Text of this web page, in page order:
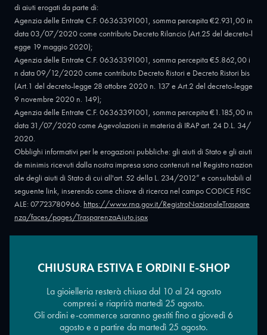
di aiuti erogati da parte di:
Agenzia delle Entrate C.F. 06363391001, somma percepita €2.931,00 in
data 03/07/2020 come contributo Decreto Rilancio (Art.25 del decreto-l
egge 19 maggio 2020);
Agenzia delle Entrate C.F. 06363391001, somma percepita €5.862,00 i
n data 09/12/2020 come contributo Decreto Ristori e Decreto Ristori bis
(Art.1 del decreto-legge 28 ottobre 2020 n. 137 e Art.2 del decreto-legge
9 novembre 2020 n. 149);
Agenzia delle Entrate C.F. 06363391001, somma percepita €1.185,00 in
data 31/07/2020 come Agevolazioni in materia di IRAP art. 24 D.L. 34/
2020.
Obblighi informativi per le erogazioni pubbliche: gli aiuti di Stato e gli aiuti
de minimis ricevuti dalla nostra impresa sono contenuti nel Registro nazion
ale degli aiuti di Stato di cui all'art. 52 della L. 234/2012” e consultabili al
seguente link, inserendo come chiave di ricerca nel campo CODICE FISC
ALE: 07723780966. https://www.rna.gov.it/RegistroNazionaleTraspare
nza/faces/pages/TrasparenzaAiuto.jspx
Copyright © 2026 - Oreficeria Enrico Sali Conti e C. snc - Partita IVA
CHIUSURA ESTIVA E ORDINI E-SHOP
La gioielleria resterà chiusa dal 10 al 24 agosto
compresi e riaprirà martedì 25 agosto.
Gli ordini e-commerce saranno gestiti fino a giovedì 6
agosto e a partire da martedì 25 agosto.